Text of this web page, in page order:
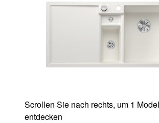
Scrollen Sie nach rechts, um 1
entdecken